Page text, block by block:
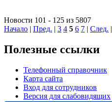
Новости 101 - 125 из 5807
Начало | Пред. | 3 4 5 6 7 | След. |
Полезные ссылки
Телефонный справочник
Карта сайта
Вход для сотрудников
Версия для слабовидящих